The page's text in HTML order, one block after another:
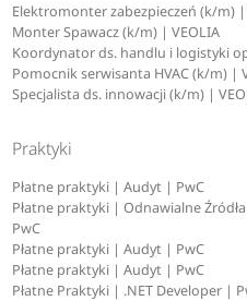
Elektromonter zabezpieczeń (k/m) |
Monter Spawacz (k/m) | VEOLIA
Koordynator ds. handlu i logistyki
Pomocnik serwisanta HVAC (k/m) |
Specjalista ds. innowacji (k/m) |
Praktyki
Płatne praktyki | Audyt | PwC
Płatne praktyki | Odnawialne
PwC
Płatne praktyki | Audyt | PwC
Płatne praktyki | Audyt | PwC
Płatne Praktyki | .NET Developer |